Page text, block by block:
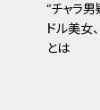
“チャラ
ドル美女
とは